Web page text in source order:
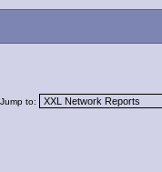
Jump to: